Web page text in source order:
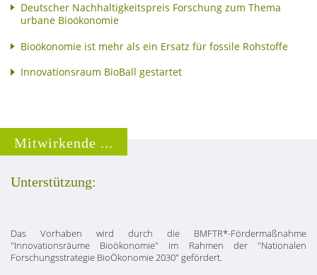
Deutscher Nachhaltigkeitspreis Forschung zum Thema
urbane Bioökonomie
Bioökonomie ist mehr als ein Ersatz für fossile Rohstoffe
Innovationsraum BioBall gestartet
Mitwirkende ...
Unterstützung:
Das Vorhaben wird durch die BMFTR*-Fördermaßnahme
"Innovationsräume Bioökonomie" im Rahmen der "Nationalen
Forschungsstrategie BioÖkonomie 2030" gefördert.